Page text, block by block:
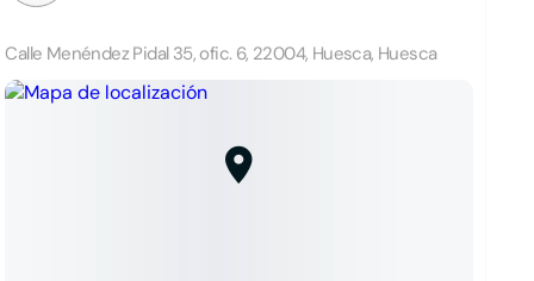
Calle Menéndez Pidal 35, ofic. 6, 22004, Huesca, Huesca